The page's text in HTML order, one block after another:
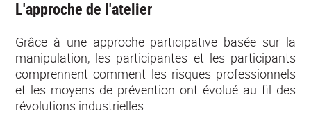
L'approche de l'atelier
Grâce à une approche participative basée sur la
manipulation, les participantes et les participants
comprennent comment les risques professionnels
et les moyens de prévention ont évolué au fil des
révolutions industrielles.